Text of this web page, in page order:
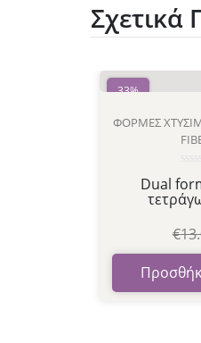
Σχετικά
33%
ΦΌΡΜΕΣ
Dual
€
με
0
5